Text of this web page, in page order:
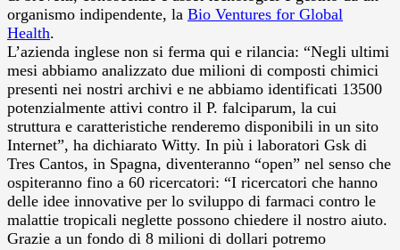
organismo indipendente, la Bio Ventures for Global
Health.
L’azienda inglese non si ferma qui e rilancia: “Negli ultimi
mesi abbiamo analizzato due milioni di composti chimici
presenti nei nostri archivi e ne abbiamo identificati 13500
potenzialmente attivi contro il P. falciparum, la cui
struttura e caratteristiche renderemo disponibili in un sito
Internet”, ha dichiarato Witty. In più i laboratori Gsk di
Tres Cantos, in Spagna, diventeranno “open” nel senso che
ospiteranno fino a 60 ricercatori: “I ricercatori che hanno
delle idee innovative per lo sviluppo di farmaci contro le
malattie tropicali neglette possono chiedere il nostro aiuto.
Grazie a un fondo di 8 milioni di dollari potremo